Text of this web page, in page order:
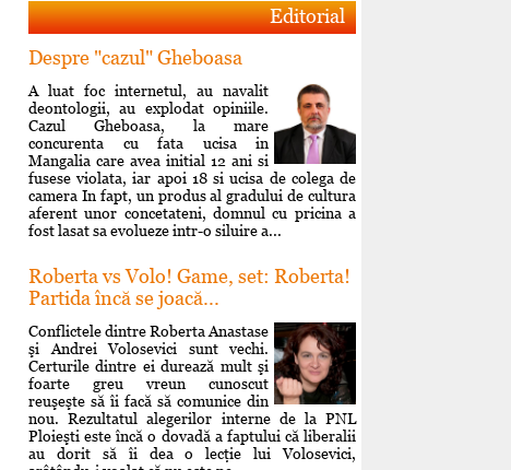
Editorial
Despre "cazul" Gheboasa
A luat foc internetul, au navalit
deontologii, au explodat opiniile.
Cazul Gheboasa, la mare
concurenta cu fata ucisa in
Mangalia care avea initial 12 ani si
fusese violata, iar apoi 18 si ucisa de colega de
camera In fapt, un produs al gradului de cultura
aferent unor concetateni, domnul cu pricina a
fost lasat sa evolueze intr-o siluire a...
Roberta vs Volo! Game, set: Roberta!
Partida încă se joacă...
Conflictele dintre Roberta Anastase
şi Andrei Volosevici sunt vechi.
Certurile dintre ei durează mult şi
foarte greu vreun cunoscut
reuşeşte să îi facă să comunice din
nou. Rezultatul alegerilor interne de la PNL
Ploieşti este încă o dovadă a faptului că liberalii
au dorit să îi dea o lecţie lui Volosevici,